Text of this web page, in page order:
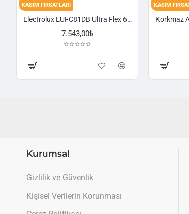
KASIM FIRSATLARI
Electrolux EUFC81DB Ultra Flex 650 W Toz Torbasız Süpürge
7.543,00₺
KASIM
Kurumsal
Gizlilik ve Güvenlik
Kişisel Verilerin Korunması